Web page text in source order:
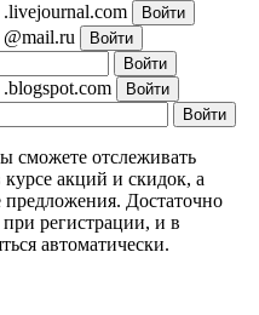
.livejournal.com
@mail.ru
.blogspot.com
сможете отслеживать
акций и скидок, а
Достаточно
регистрации, и в
автоматически.